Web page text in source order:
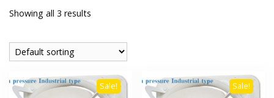
Showing all 3 results
Sale! Sale!